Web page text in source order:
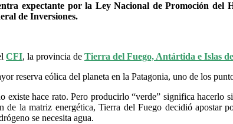
expectante por la Ley Nacional de Promoción del
de Inversiones.
CFI, la provincia de Tierra del Fuego, Antártida e Islas
reserva eólica del planeta en la Patagonia, uno de los
existe hace rato. Pero producirlo “verde” significa hacerlo
de la matriz energética, Tierra del Fuego decidió apostar
se necesita agua.